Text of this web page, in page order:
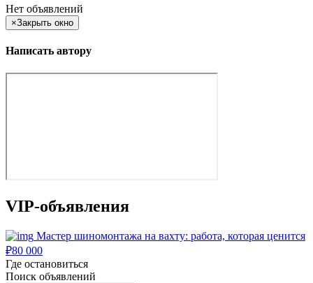
Нет объявлений
×Закрыть окно
Написать автору
VIP-объявления
Мастер шиномонтажа на вахту: работа, которая ценится
₽80 000
Где остановиться
Поиск объявлений